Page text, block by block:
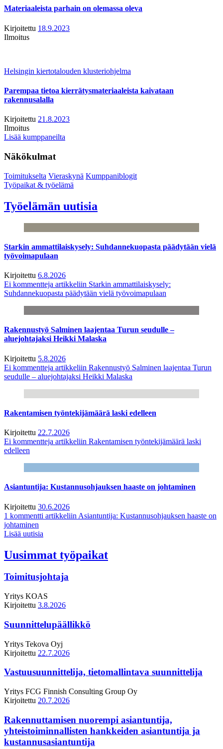
Materiaaleista parhain on olemassa oleva
Kirjoitettu 18.9.2023
Ilmoitus
Helsingin kiertotalouden klusteriohjelma
Parempaa tietoa kierrätysmateriaaleista kaivataan
rakennusalalla
Kirjoitettu 21.8.2023
Ilmoitus
Lisää kumppaneilta
Näkökulmat
Toimitukselta Vieraskynä Kumppaniblogit
Työpaikat & työelämä
Työelämän uutisia
Starkin ammattilaiskysely: Suhdannekuopasta päädytään vielä
työvoimapulaan
Kirjoitettu 6.8.2026
Ei kommentteja artikkeliin Starkin ammattilaiskysely:
Suhdannekuopasta päädytään vielä työvoimapulaan
Rakennustyö Salminen laajentaa Turun seudulle –
aluejohtajaksi Heikki Malaska
Kirjoitettu 5.8.2026
Ei kommentteja artikkeliin Rakennustyö Salminen laajentaa Turun
seudulle – aluejohtajaksi Heikki Malaska
Rakentamisen työntekijämäärä laski edelleen
Kirjoitettu 22.7.2026
Ei kommentteja artikkeliin Rakentamisen työntekijämäärä laski
edelleen
Asiantuntija: Kustannusohjauksen haaste on johtaminen
Kirjoitettu 30.6.2026
1 kommentti artikkeliin Asiantuntija: Kustannusohjauksen haaste on
johtaminen
Lisää uutisia
Uusimmat työpaikat
Toimitusjohtaja
Yritys KOAS
Kirjoitettu 3.8.2026
Suunnittelupäällikkö
Yritys Tekova Oyj
Kirjoitettu 22.7.2026
Vastuusuunnittelija, tietomallintava suunnittelija
Yritys FCG Finnish Consulting Group Oy
Kirjoitettu 20.7.2026
Rakennuttamisen nuorempi asiantuntija,
yhteistoiminnallisten hankkeiden asiantuntija ja
kustannusasiantuntija